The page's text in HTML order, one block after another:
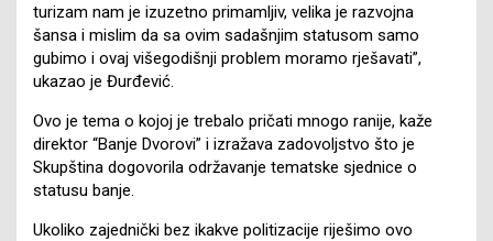
turizam nam je izuzetno primamljiv, velika je razvojna
šansa i mislim da sa ovim sadašnjim statusom samo
gubimo i ovaj višegodišnji problem moramo rješavati”,
ukazao je Đurđević.
Ovo je tema o kojoj je trebalo pričati mnogo ranije, kaže
direktor “Banje Dvorovi” i izražava zadovoljstvo što je
Skupština dogovorila održavanje tematske sjednice o
statusu banje.
Ukoliko zajednički bez ikakve politizacije riješimo ovo